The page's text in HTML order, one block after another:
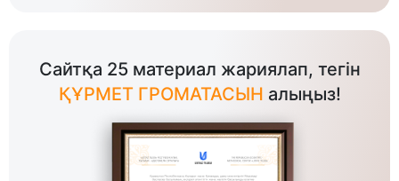
Сайтқа 25 материал жариялап, тегін
ҚҰРМЕТ ГРОМАТАСЫН алыңыз!